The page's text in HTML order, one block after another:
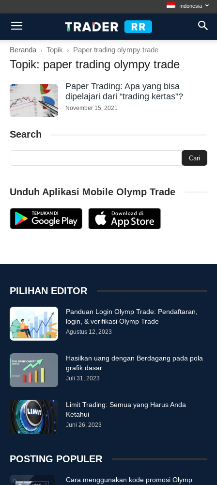
Indonesia
Beranda Topik Paper trading olympy trade
Topik: paper trading olympy trade
Paper Trading: Apa yang bisa
dipelajari dari “trading kertas”?
November 15, 2021
Search
Unduh Aplikasi Mobile Olymp Trade
PILIHAN EDITOR
Panduan Login Olymp Trade: Pendaftaran,
login, & verifikasi Olymp Trade
Agustus 12, 2023
Hasilkan uang dengan Berdagang pada pola
grafik dasar
Juli 31, 2023
Limit Trading: Semua yang Harus Anda
Ketahui
Juni 26, 2023
POSTING POPULER
Cara menggunakan kode promosi Olymp